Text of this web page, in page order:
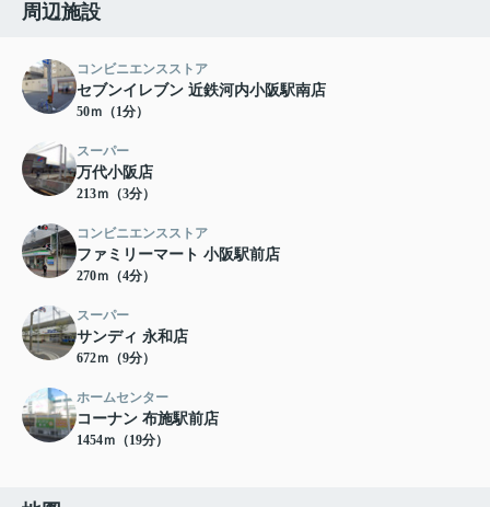
周辺施設
コンビニエンスストア
セブンイレブン 近鉄河内小阪駅南店
50ｍ（1分）
スーパー
万代小阪店
213ｍ（3分）
コンビニエンスストア
ファミリーマート 小阪駅前店
270ｍ（4分）
スーパー
サンディ 永和店
672ｍ（9分）
ホームセンター
コーナン 布施駅前店
1454ｍ（19分）